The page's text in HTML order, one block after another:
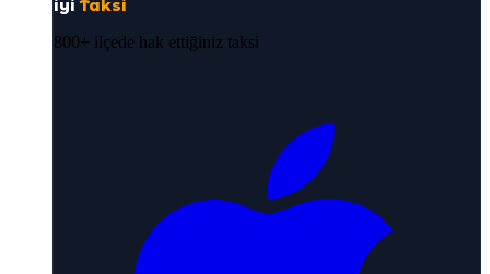
iyi Taksi
800+ ilçede hak ettiğiniz taksi